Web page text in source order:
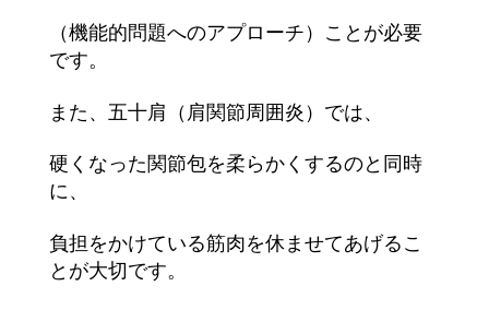
（機能的問題へのアプローチ）ことが必要
です。
また、五十肩（肩関節周囲炎）では、
硬くなった関節包を柔らかくするのと同時
に、
負担をかけている筋肉を休ませてあげるこ
とが大切です。